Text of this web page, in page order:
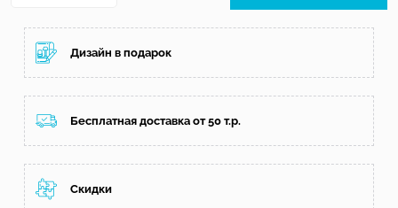
Дизайн в подарок
Бесплатная доставка от 50 т.р.
Скидки